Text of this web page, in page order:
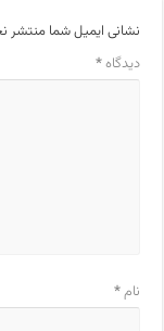
نشانی ایمیل شما منتشر
دیدگاه*
نام*